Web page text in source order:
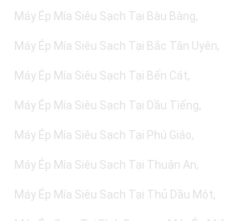
Máy Ép Mía Siêu Sạch Tại Bàu Bàng
Máy Ép Mía Siêu Sạch Tại Bắc Tân Uyên
Máy Ép Mía Siêu Sạch Tại Bến Cát
Máy Ép Mía Siêu Sạch Tại Dầu Tiếng
Máy Ép Mía Siêu Sạch Tại Phú Giáo
Máy Ép Mía Siêu Sạch Tại Thuận An
Máy Ép Mía Siêu Sạch Tại Thủ Dầu Một